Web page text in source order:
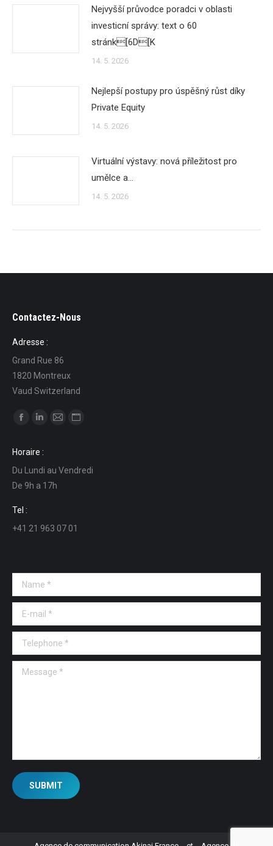
Nejvyšší průvodce poradci v oblasti
investicní správy: text o 60
stránk[6D[K
14. 5. 2026
Nejlepší postupy pro úspěšný růst díky
Private Equity
14. 5. 2026
Virtuální výstavy: nová příležitost pro
umělce a…
14. 5. 2026
Contactez-Nous
Adresse :
Grand Rue 86
1820 Montreux
Vaud Switzerland
Find us on:
opens
in
new
window
opens
in
new
in
in
Horaire :
Du Lundi au Vendredi
De 9h a 17h
Tel :
+41 21 963 07 01
Name *
E-mail *
Telephone *
Message *
SUBMIT